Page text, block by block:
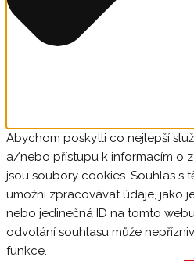
Abychom poskytli co nejlepší
a/nebo přístupu k informacím o
jsou soubory cookies. Souhlas s
umožní zpracovávat údaje, jako
nebo jedinečná ID na tomto
odvolání souhlasu může
funkce.